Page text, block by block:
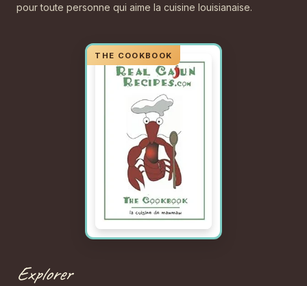
pour toute personne qui aime la cuisine louisianaise.
Explorer